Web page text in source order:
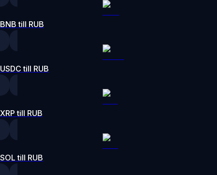
BNB till RUB
USDC till RUB
XRP till RUB
SOL till RUB